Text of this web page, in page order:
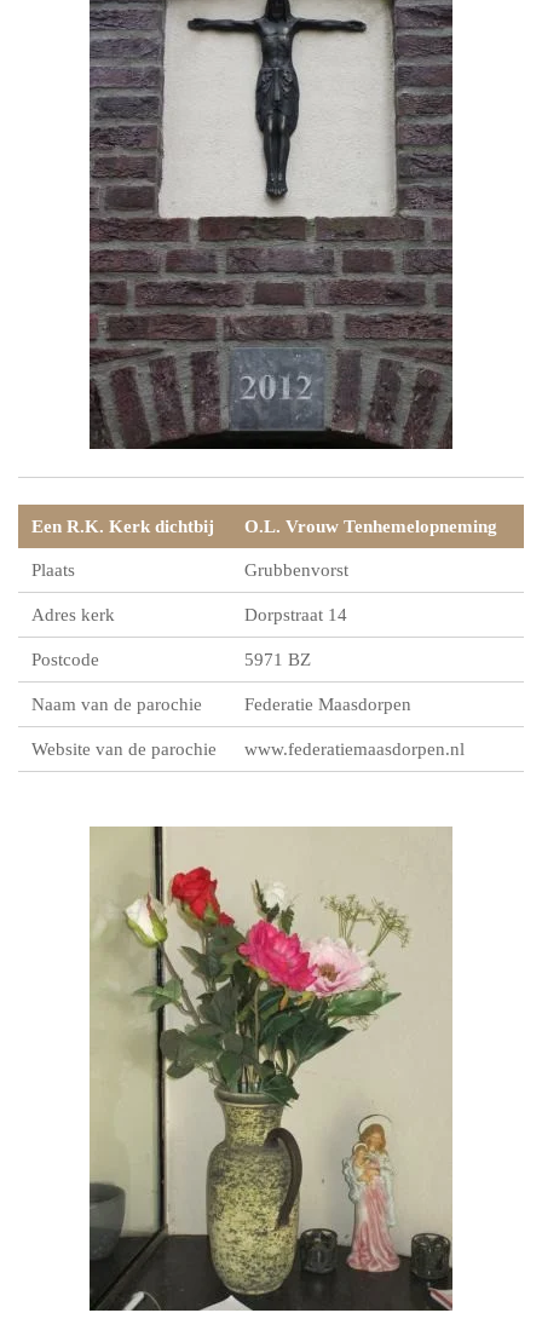
Een R.K. Kerk dichtbij O.L. Vrouw Tenhemelopneming
Plaats Grubbenvorst
Adres kerk Dorpstraat 14
Postcode 5971 BZ
Naam van de parochie Federatie Maasdorpen
Website van de parochie www.federatiemaasdorpen.nl